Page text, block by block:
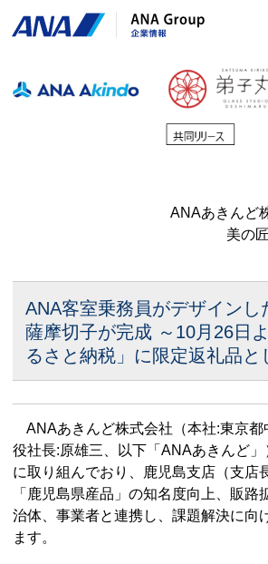
ANAあきんど
美の
ANA客室乗務員がデザインし
薩摩切子が完成 ～10月26日
るさと納税」に限定返礼品と
ANAあきんど株式会社（本社:東京都
役社⻑:原雄三、以下「ANAあきんど
に取り組んでおり、鹿児島支店（支店
「鹿児島県産品」の知名度向上、販路
治体、事業者と連携し、課題解決に向
ます。